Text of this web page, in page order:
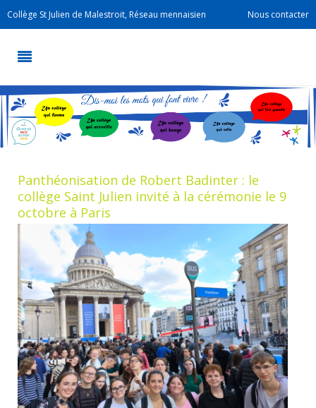
Collège St Julien de Malestroit, Réseau mennaisien Nous contacter
Panthéonisation de Robert Badinter : le
collège Saint Julien invité à la cérémonie le 9
octobre à Paris